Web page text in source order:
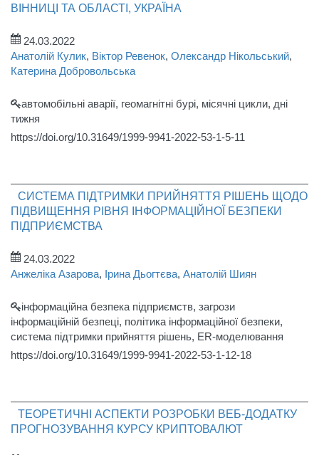
ВІННИЦІ ТА ОБЛАСТІ, УКРАЇНА
24.03.2022
Анатолій Кулик, Віктор Ревенок, Олександр Нікольський,
Катерина Добровольська
автомобільні аварії, геомагнітні бурі, місячні цикли, дні
тижня
https://doi.org/10.31649/1999-9941-2022-53-1-5-11
СИСТЕМА ПІДТРИМКИ ПРИЙНЯТТЯ РІШЕНЬ ЩОДО
ПІДВИЩЕННЯ РІВНЯ ІНФОРМАЦІЙНОЇ БЕЗПЕКИ
ПІДПРИЄМСТВА
24.03.2022
Анжеліка Азарова, Ірина Дьогтєва, Анатолій Шиян
інформаційна безпека підприємств, загрози
інформаційній безпеці, політика інформаційної безпеки,
система підтримки прийняття рішень, ER-моделювання
https://doi.org/10.31649/1999-9941-2022-53-1-12-18
ТЕОРЕТИЧНІ АСПЕКТИ РОЗРОБКИ ВЕБ-ДОДАТКУ
ПРОГНОЗУВАННЯ КУРСУ КРИПТОВАЛЮТ